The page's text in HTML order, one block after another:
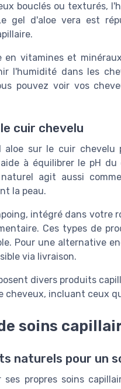
bouclés ou texturés,
gel d'aloe vera est
en vitamines et
l'humidité dans les
pouvez voir vos
cuir chevelu
aloe sur le cuir
à équilibrer le pH
agit aussi
la peau.
intégré dans votre
Ces types de
Pour une alternative
via livraison.
divers produits
cheveux, incluant ceux
soins
naturels pour un
propres soins